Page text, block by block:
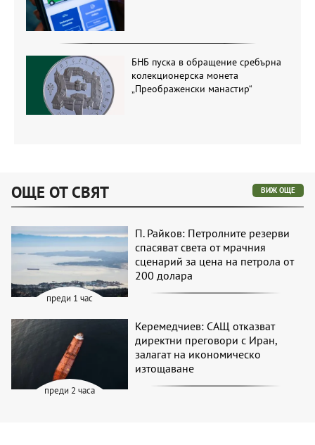
БНБ пуска в обращение сребърна
колекционерска монета
„Преображенски манастир“
ОЩЕ ОТ СВЯТ ВИЖ ОЩЕ
преди 1 час
П. Райков: Петролните резерви
спасяват света от мрачния
сценарий за цена на петрола от
200 долара
преди 2 часа
Керемедчиев: САЩ отказват
директни преговори с Иран,
залагат на икономическо
изтощаване